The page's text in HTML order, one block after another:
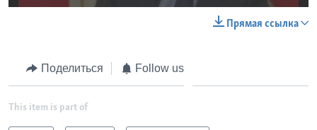
Прямая ссылка
Поделиться Follow us
This item is part of